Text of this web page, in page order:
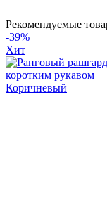
Рекомендуемые
-39%
Хит